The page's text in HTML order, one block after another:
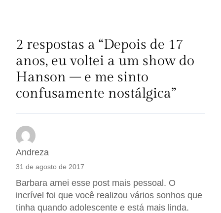
2 respostas a “Depois de 17
anos, eu voltei a um show do
Hanson – e me sinto
confusamente nostálgica”
Andreza
31 de agosto de 2017
Barbara amei esse post mais pessoal. O
incrível foi que você realizou vários sonhos que
tinha quando adolescente e está mais linda.